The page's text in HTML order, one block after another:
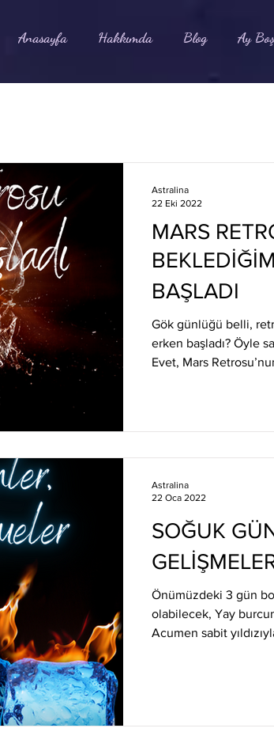
Anasayfa Hakkımda Blog Ay
MARS
BAŞLADI
Gök günlüğü belli,
erken başladı? Öyle
Evet, Mars
Astralina
22 Eki 2022
SOĞUK
Önümüzdeki 3 gün
olabilecek, Yay
Acumen sabit
Astralina
22 Oca 2022